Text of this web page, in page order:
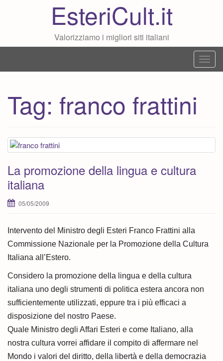
EsteriCult.it
Valorizziamo i migliori siti italiani
T
o
n
n
Tag: franco frattini
La promozione della lingua e cultura
italiana
05/05/2009
Intervento del Ministro degli Esteri Franco Frattini alla
Commissione Nazionale per la Promozione della Cultura
Italiana all’Estero.
Considero la promozione della lingua e della cultura
italiana uno degli strumenti di politica estera ancora non
sufficientemente utilizzati, eppure tra i più efficaci a
disposizione del nostro Paese.
Quale Ministro degli Affari Esteri e come Italiano, alla
nostra cultura vorrei affidare il compito di affermare nel
Mondo i valori del diritto, della libertà e della democrazia